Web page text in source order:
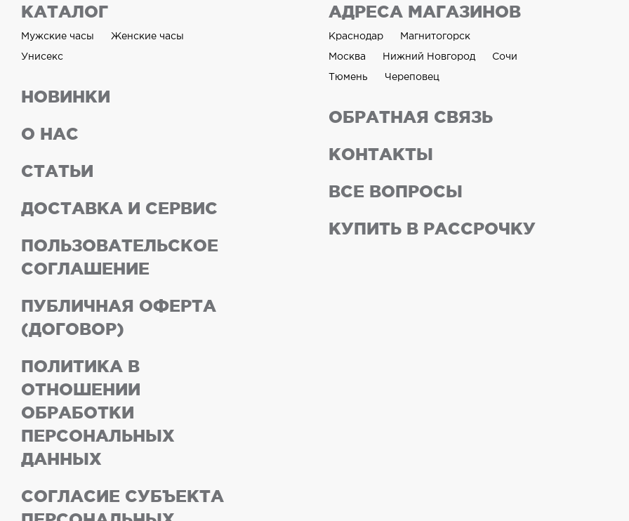
КАТАЛОГ
Мужские часы Женские часы
Унисекс
НОВИНКИ
О НАС
СТАТЬИ
ДОСТАВКА И СЕРВИС
ПОЛЬЗОВАТЕЛЬСКОЕ
СОГЛАШЕНИЕ
ПУБЛИЧНАЯ ОФЕРТА
(ДОГОВОР)
ПОЛИТИКА В
ОТНОШЕНИИ
ОБРАБОТКИ
ПЕРСОНАЛЬНЫХ
ДАННЫХ
СОГЛАСИЕ СУБЪЕКТА
АДРЕСА МАГАЗИНОВ
Краснодар Магнитогорск
Москва Нижний Новгород Сочи
Тюмень Череповец
ОБРАТНАЯ СВЯЗЬ
КОНТАКТЫ
ВСЕ ВОПРОСЫ
КУПИТЬ В РАССРОЧКУ